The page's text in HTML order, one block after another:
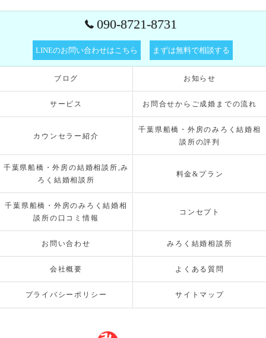
090-8721-8731
LINEのお問い合わせはこちら まずは無料で相談する
ブログ お知らせ
サービス お問合せからご成婚までの流れ
カウンセラー紹介
千葉県船橋・外房のみろく結婚相
談所の評判
千葉県船橋・外房の結婚相談所,み
ろく結婚相談所
料金&プラン
千葉県船橋・外房のみろく結婚相
談所の口コミ情報
コンセプト
お問い合わせ みろく結婚相談所
会社概要 よくある質問
プライバシーポリシー サイトマップ